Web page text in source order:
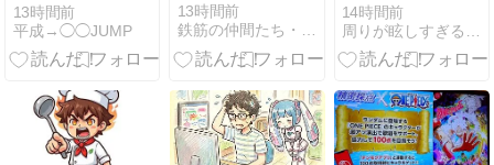
場！超獣神
祭、激獣神祭
からの第3の
モとカーミラ
の性能まと
め！
13時間前
平成→◯◯JUMP
13時間前
に色々購入し
たおはなし
14時間前